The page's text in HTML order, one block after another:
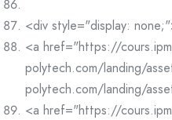
<div style="display:
<a href="https://
polytech.com/landing/
polytech.com/landing/
<a href="https://